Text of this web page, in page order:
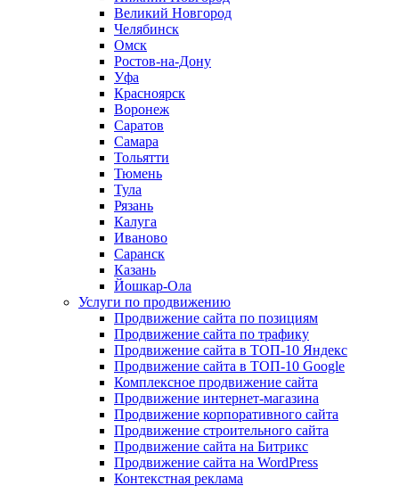
Великий Новгород
Челябинск
Омск
Ростов-на-Дону
Уфа
Красноярск
Воронеж
Саратов
Самара
Тольятти
Тюмень
Тула
Рязань
Калуга
Иваново
Саранск
Казань
Йошкар-Ола
Услуги по продвижению
Продвижение сайта по позициям
Продвижение сайта по трафику
Продвижение сайта в ТОП-10 Яндекс
Продвижение сайта в ТОП-10 Google
Комплексное продвижение сайта
Продвижение интернет-магазина
Продвижение корпоративного сайта
Продвижение строительного сайта
Продвижение сайта на Битрикс
Продвижение сайта на WordPress
Контекстная реклама